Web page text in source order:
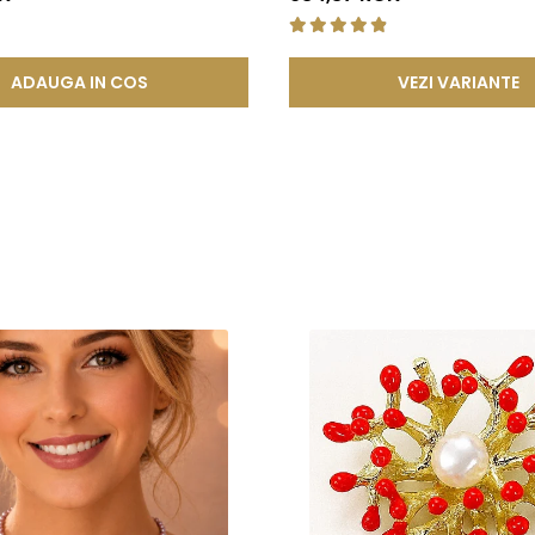
si siguranta mecanismului. Acest element previne uzura
sigura a inchizatorilor si altor elemente ale bijuteriilor,
ADAUGA IN COS VEZI VARIANTE